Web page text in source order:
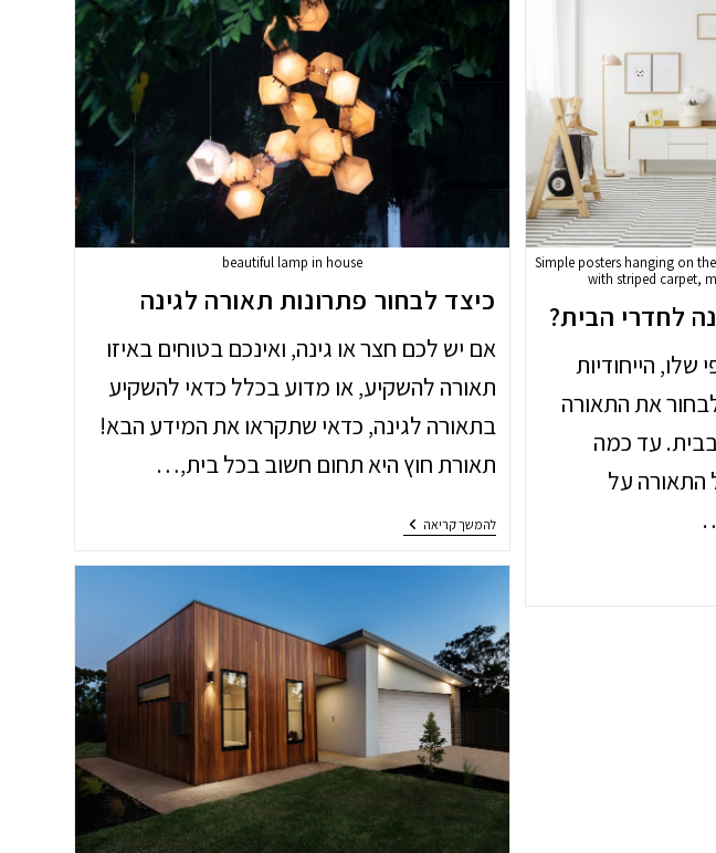
Simple posters hanging on
with striped carpet,
לחדרי הבית?
שלו, הייחודיות
את התאורה
עד כמה
התאורה על
beautiful lamp in house
כיצד לבחור פתרונות תאורה לגינה
אם יש לכם חצר או גינה, ואינכם בטוחים באיזו
תאורה להשקיע, או מדוע בכלל כדאי להשקיע
בתאורה לגינה, כדאי שתקראו את המידע הבא!
תאורת חוץ היא תחום חשוב בכל בית,…
להמשך קריאה כיצד